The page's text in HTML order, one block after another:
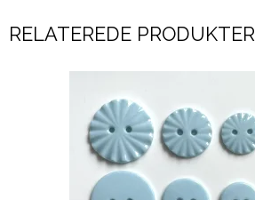
RELATEREDE PRODUKTER